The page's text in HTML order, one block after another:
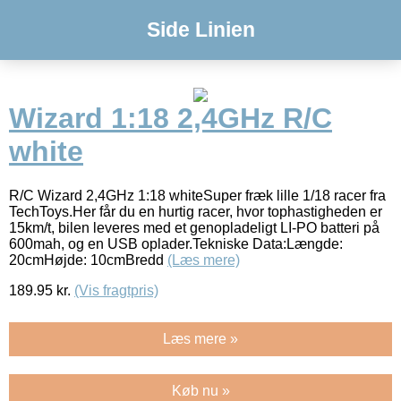
Side Linien
Wizard 1:18 2,4GHz R/C
white
R/C Wizard 2,4GHz 1:18 whiteSuper fræk lille 1/18 racer fra
TechToys.Her får du en hurtig racer, hvor tophastigheden er
15km/t, bilen leveres med et genopladeligt LI-PO batteri på
600mah, og en USB oplader.Tekniske Data:Længde:
20cmHøjde: 10cmBredd (Læs mere)
189.95 kr. (Vis fragtpris)
Læs mere »
Køb nu »